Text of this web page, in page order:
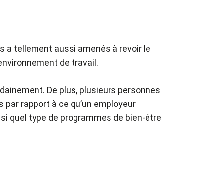
a tellement aussi amenés à revoir le
de travail.
De plus, plusieurs personnes
rapport à ce qu’un employeur
quel type de programmes de bien-être